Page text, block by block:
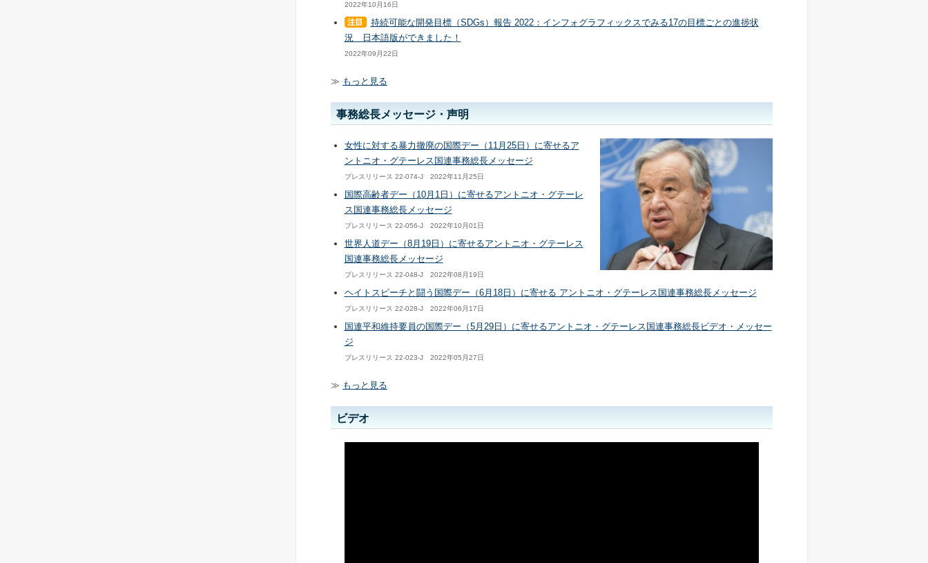
2022年10月16日
持続可能な開発目標（SDGs）報告 2022：インフォグラフィックスでみる17の目標ごとの進捗状
況 日本語版ができました！
2022年09月22日
≫ もっと見る
事務総長メッセージ・声明
女性に対する暴力撤廃の国際デー（11月25日）に寄せるア
ントニオ・グテーレス国連事務総長メッセージ
プレスリリース 22-074-J 2022年11月25日
国際高齢者デー（10月1日）に寄せるアントニオ・グテーレ
ス国連事務総長メッセージ
プレスリリース 22-056-J 2022年10月01日
世界人道デー（8月19日）に寄せるアントニオ・グテーレス
国連事務総長メッセージ
プレスリリース 22-048-J 2022年08月19日
ヘイトスピーチと闘う国際デー（6月18日）に寄せる アントニオ・グテーレス国連事務総長メッセージ
プレスリリース 22-028-J 2022年06月17日
国連平和維持要員の国際デー（5月29日）に寄せるアントニオ・グテーレス国連事務総長ビデオ・メッセー
ジ
プレスリリース 22-023-J 2022年05月27日
≫ もっと見る
ビデオ